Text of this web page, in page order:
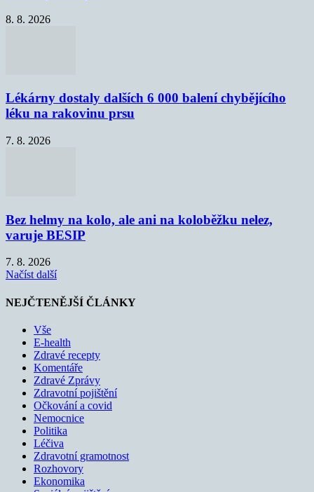
8. 8. 2026
Lékárny dostaly dalších 6 000 balení chybějícího
léku na rakovinu prsu
7. 8. 2026
Bez helmy na kolo, ale ani na koloběžku nelez,
varuje BESIP
7. 8. 2026
Načíst další
NEJČTENĚJŠÍ ČLÁNKY
Vše
E-health
Zdravé recepty
Komentáře
Zdravé Zprávy
Zdravotní pojištění
Očkování a covid
Nemocnice
Politika
Léčiva
Zdravotní gramotnost
Rozhovory
Ekonomika